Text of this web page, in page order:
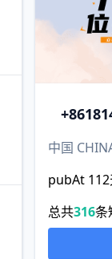
+86
中国
pubAt
总共316条